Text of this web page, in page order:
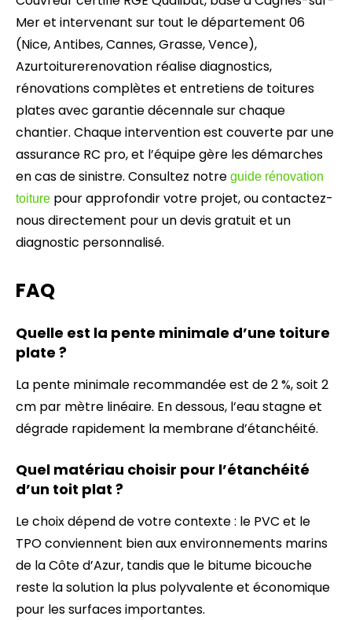
Mer et intervenant sur tout le département 06
(Nice, Antibes, Cannes, Grasse, Vence),
Azurtoiturerenovation réalise diagnostics,
rénovations complètes et entretiens de toitures
plates avec garantie décennale sur chaque
chantier. Chaque intervention est couverte par une
assurance RC pro, et l’équipe gère les démarches
en cas de sinistre. Consultez notre guide rénovation
toiture pour approfondir votre projet, ou contactez-
nous directement pour un devis gratuit et un
diagnostic personnalisé.
FAQ
Quelle est la pente minimale d’une toiture
plate ?
La pente minimale recommandée est de 2 %, soit 2
cm par mètre linéaire. En dessous, l’eau stagne et
dégrade rapidement la membrane d’étanchéité.
Quel matériau choisir pour l’étanchéité
d’un toit plat ?
Le choix dépend de votre contexte : le PVC et le
TPO conviennent bien aux environnements marins
de la Côte d’Azur, tandis que le bitume bicouche
reste la solution la plus polyvalente et économique
pour les surfaces importantes.